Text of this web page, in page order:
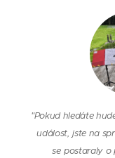
"Pokud hledáte
událost, jste na
se postaraly o